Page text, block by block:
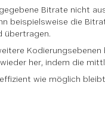
Bitrate nicht
beispielsweise die
übertragen.
her, indem die
wie möglich